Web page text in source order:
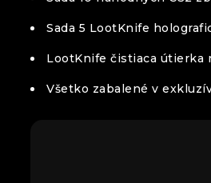
Sada 5 LootKnife
LootKnife čistiaca útierka
Všetko zabalené v